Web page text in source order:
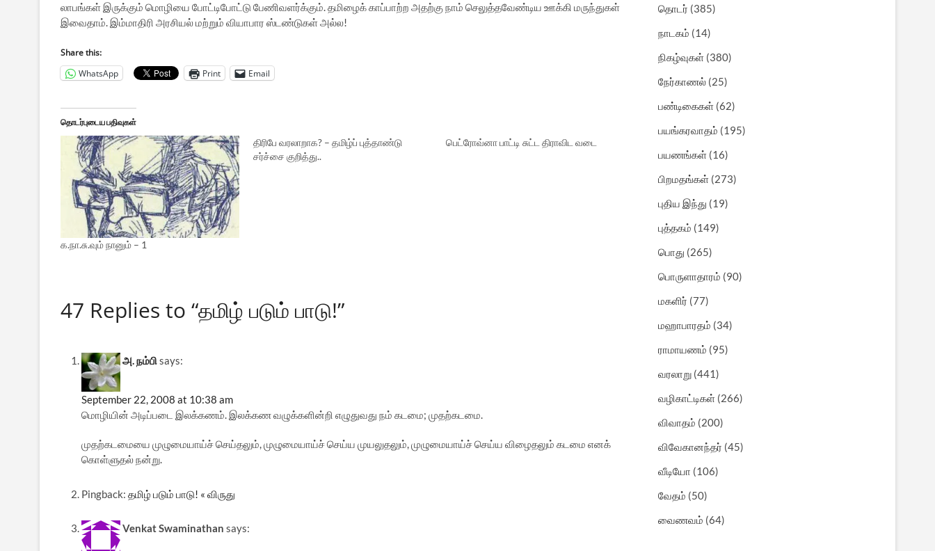
லாபங்கள் இருக்கும் மொழியை போட்டிபோட்டு பேணிவளர்க்கும். தமிழைக் காப்பாற்ற அதற்கு நாம் செலுத்தவேண்டிய ஊக்கி மருந்துகள்
இவைதாம். இம்மாதிரி அரசியல் மற்றும் வியாபார ஸ்டண்டுகள் அல்ல!
Share this:
WhatsApp
Print Email
தொடர்புடைய பதிவுகள்
க.நா.சு.வும் நானும் – 1
திரிபே வரலாறாக? – தமிழ்ப் புத்தாண்டு
சர்ச்சை குறித்து..
பெட்ரோவ்னா பாட்டி சுட்ட திராவிட வடை
47 Replies to “தமிழ் படும் பாடு!”
அ. நம்பிsays:
September 22, 2008 at 10:38 am
மொழியின் அடிப்படை இலக்கணம். இலக்கண வழுக்களின்றி எழுதுவது நம் கடமை; முதற்கடமை.
முதற்கடமையை முழுமையாய்ச் செய்தலும், முழுமையாய்ச் செய்ய முயலுதலும், முழுமையாய்ச் செய்ய விழைதலும் கடமை எனக்
கொள்ளுதல் நன்று.
Pingback: தமிழ் படும் பாடு! « விருது
Venkat Swaminathan says:
தொடர் (385)
நாடகம் (14)
நிகழ்வுகள் (380)
நேர்காணல் (25)
பண்டிகைகள் (62)
பயங்கரவாதம் (195)
பயணங்கள் (16)
பிறமதங்கள் (273)
புதிய இந்து (19)
புத்தகம் (149)
பொது (265)
பொருளாதாரம் (90)
மகளிர் (77)
மஹாபாரதம் (34)
ராமாயணம் (95)
வரலாறு (441)
வழிகாட்டிகள் (266)
விவாதம் (200)
விவேகானந்தர் (45)
வீடியோ (106)
வேதம் (50)
வைணவம் (64)